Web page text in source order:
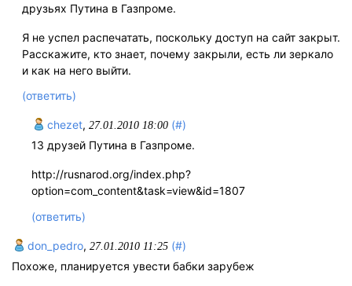
друзьях Путина в Газпроме.
Я не успел распечатать, поскольку доступ на сайт закрыт.
Расскажите, кто знает, почему закрыли, есть ли зеркало
и как на него выйти.
(ответить)
chezet, 27.01.2010 18:00 (#)
13 друзей Путина в Газпроме.
http://rusnarod.org/index.php?
option=com_content&task=view&id=1807
(ответить)
don_pedro, 27.01.2010 11:25 (#)
Похоже, планируется увести бабки зарубеж